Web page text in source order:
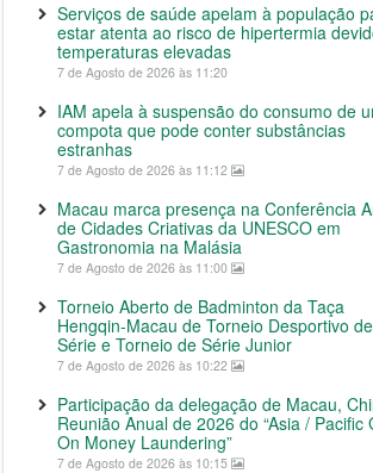
Serviços de saúde apelam à população
estar atenta ao risco de hipertermia
temperaturas elevadas
7 de Agosto de 2026 às 11:20
IAM apela à suspensão do consumo de
compota que pode conter substâncias
estranhas
7 de Agosto de 2026 às 11:12
Macau marca presença na Conferência
de Cidades Criativas da UNESCO em
Gastronomia na Malásia
7 de Agosto de 2026 às 11:00
Torneio Aberto de Badminton da Taça
Hengqin-Macau de Torneio Desportivo de
Série e Torneio de Série Junior
7 de Agosto de 2026 às 10:22
Participação da delegação de Macau,
Reunião Anual de 2026 do “Asia / Pacific
On Money Laundering”
7 de Agosto de 2026 às 10:15